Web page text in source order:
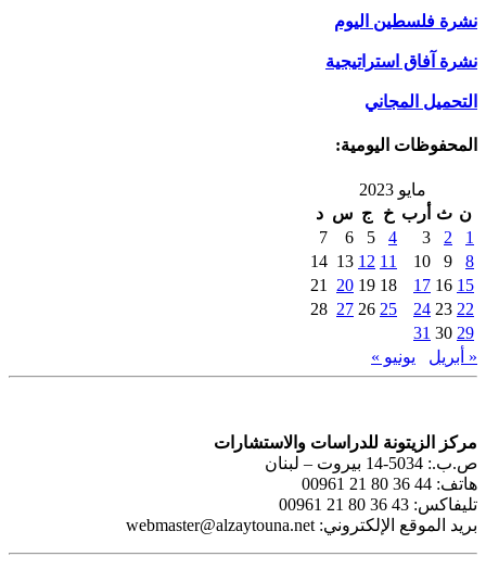
نشرة فلسطين اليوم
نشرة آفاق استراتيجية
التحميل المجاني
المحفوظات اليومية:
مايو 2023
ن ث أرب خ ج س د
1
2
3
4
5
6
7
8
9
10
11
12
13
14
15
16
17
18
19
20
21
22
23
24
25
26
27
28
29
30
31
« أبريل
يونيو »
مركز الزيتونة للدراسات والاستشارات
ص.ب.: 5034-14 بيروت – لبنان
هاتف: 44 36 80 21 00961
تليفاكس: 43 36 80 21 00961
بريد الموقع الإلكتروني: webmaster@alzaytouna.net